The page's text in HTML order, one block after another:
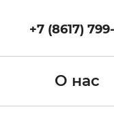
+7 (8617)
О нас